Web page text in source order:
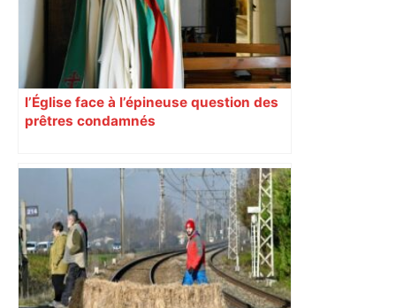
l’Église face à l’épineuse question des
prêtres condamnés